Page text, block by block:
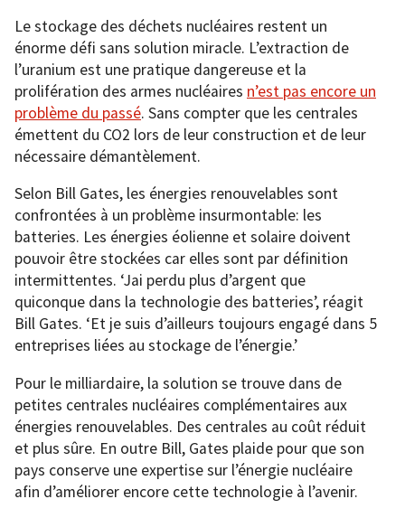
Le stockage des déchets nucléaires restent un
énorme défi sans solution miracle. L’extraction de
l’uranium est une pratique dangereuse et la
prolifération des armes nucléaires n’est pas encore un
problème du passé. Sans compter que les centrales
émettent du CO2 lors de leur construction et de leur
nécessaire démantèlement.
Selon Bill Gates, les énergies renouvelables sont
confrontées à un problème insurmontable: les
batteries. Les énergies éolienne et solaire doivent
pouvoir être stockées car elles sont par définition
intermittentes. ‘Jai perdu plus d’argent que
quiconque dans la technologie des batteries’, réagit
Bill Gates. ‘Et je suis d’ailleurs toujours engagé dans 5
entreprises liées au stockage de l’énergie.’
Pour le milliardaire, la solution se trouve dans de
petites centrales nucléaires complémentaires aux
énergies renouvelables. Des centrales au coût réduit
et plus sûre. En outre Bill, Gates plaide pour que son
pays conserve une expertise sur l’énergie nucléaire
afin d’améliorer encore cette technologie à l’avenir.